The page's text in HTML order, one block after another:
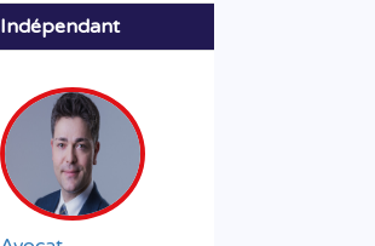
Indépendant